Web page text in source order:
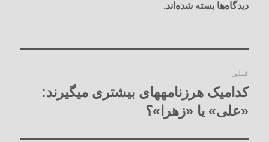
دیدگاه‌ها بسته شده‌اند.
نوشته‌ها
قبلی
نوشته
قبلی:
کدامیک هرزنامه‏های بیشتری می‏گیرند:
«علی» یا «زهرا»؟